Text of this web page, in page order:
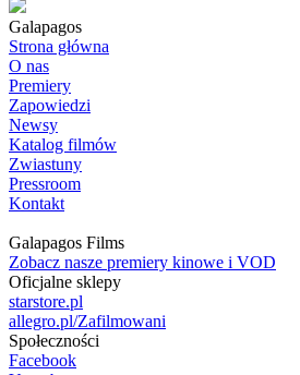
Galapagos
Strona główna
O nas
Premiery
Zapowiedzi
Newsy
Katalog filmów
Zwiastuny
Pressroom
Kontakt
Galapagos Films
Zobacz nasze premiery kinowe i VOD
Oficjalne sklepy
starstore.pl
allegro.pl/Zafilmowani
Społeczności
Facebook